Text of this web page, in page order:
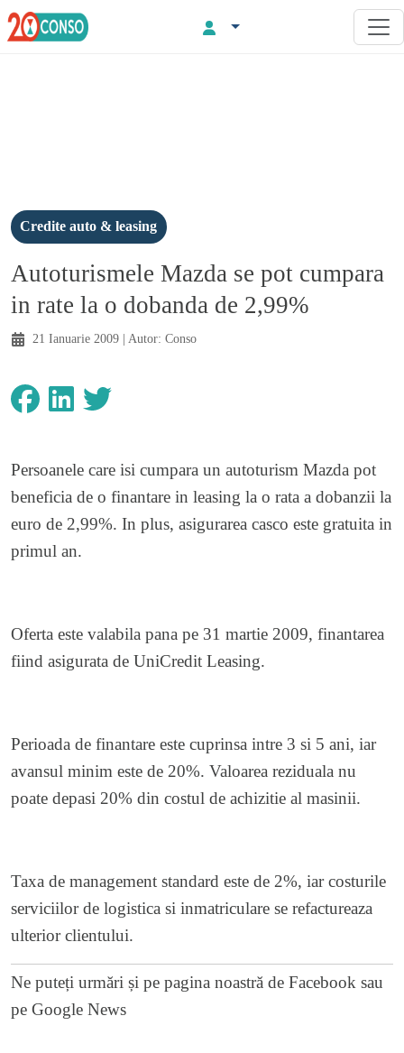
Credite auto & leasing
Autoturismele Mazda se pot cumpara
in rate la o dobanda de 2,99%
21 Ianuarie 2009 | Autor: Conso
Persoanele care isi cumpara un autoturism Mazda pot
beneficia de o finantare in leasing la o rata a dobanzii la
euro de 2,99%. In plus, asigurarea casco este gratuita in
primul an.
Oferta este valabila pana pe 31 martie 2009, finantarea
fiind asigurata de UniCredit Leasing.
Perioada de finantare este cuprinsa intre 3 si 5 ani, iar
avansul minim este de 20%. Valoarea reziduala nu
poate depasi 20% din costul de achizitie al masinii.
Taxa de management standard este de 2%, iar costurile
serviciilor de logistica si inmatriculare se refactureaza
ulterior clientului.
Ne puteți urmări și pe pagina noastră de Facebook sau
pe Google News